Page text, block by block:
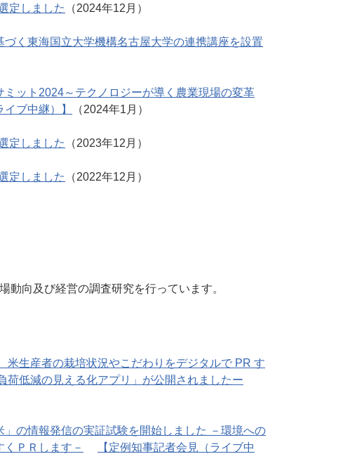
定しました （2024年12月）
く東海国立大学機構名古屋大学の連携講座を設置
ミット2024～テクノロジーが導く農業現場の変革
ブ中継）】 （2024年1月）
定しました （2023年12月）
定しました （2022年12月）
向及び経営の調査研究を行っています。
米生産者の栽培状況やこだわりをデジタルで PR す
荷低減の見える化アプリ」が公開されましたー
」の情報発信の実証試験を開始しました －環境への
ＰＲします－
【定例知事記者会見（ライブ中